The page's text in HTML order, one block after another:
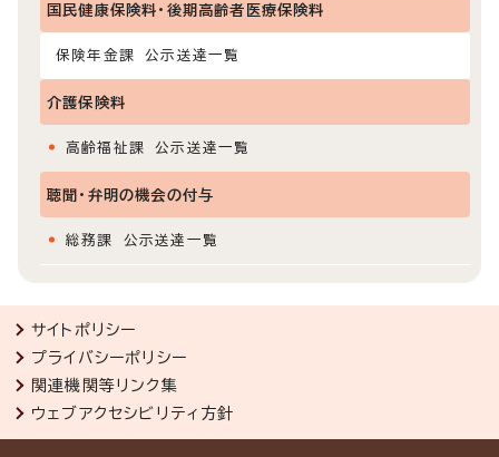
国民健康保険料・後期高齢者医療保険料
保険年金課 公示送達一覧
介護保険料
高齢福祉課 公示送達一覧
聴聞・弁明の機会の付与
総務課 公示送達一覧
サイトポリシー
プライバシーポリシー
関連機関等リンク集
ウェブアクセシビリティ方針